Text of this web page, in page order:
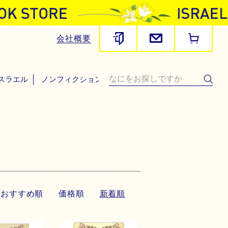
会社概要
ラエル ノンフィクション・その他
おすすめ順 価格順 新着順